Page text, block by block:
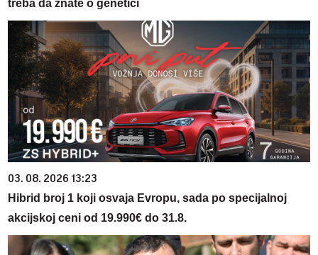
treba da znate o genetici
03. 08. 2026 13:23
Hibrid broj 1 koji osvaja Evropu, sada po specijalnoj
akcijskoj ceni od 19.990€ do 31.8.